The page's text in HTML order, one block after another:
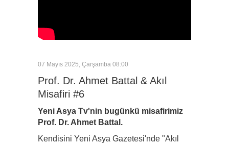
07 Mayıs 2025, Çarşamba 08:00
Prof. Dr. Ahmet Battal & Akıl
Misafiri #6
Yeni Asya Tv'nin bugünkü misafirimiz
Prof. Dr. Ahmet Battal.
Kendisini Yeni Asya Gazetesi'nde "Akıl